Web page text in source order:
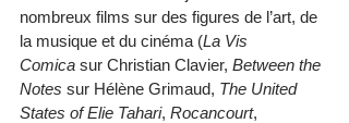
nombreux films sur des figures de l’art, de
la musique et du cinéma (La Vis
Comica sur Christian Clavier, Between the
Notes sur Hélène Grimaud, The United
States of Elie Tahari, Rocancourt,